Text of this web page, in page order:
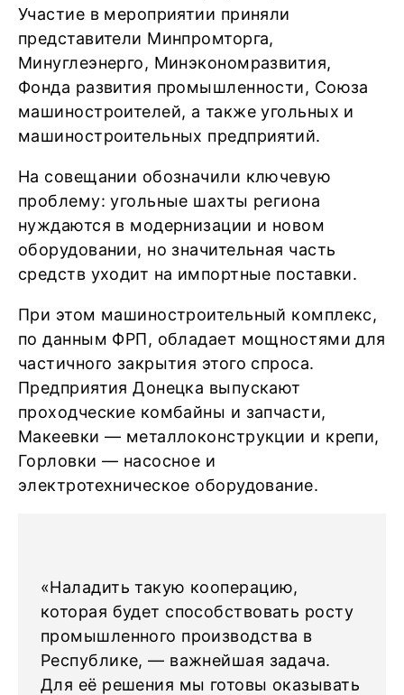
Участие в мероприятии приняли
представители Минпромторга,
Минуглеэнерго, Минэкономразвития,
Фонда развития промышленности, Союза
машиностроителей, а также угольных и
машиностроительных предприятий.
На совещании обозначили ключевую
проблему: угольные шахты региона
нуждаются в модернизации и новом
оборудовании, но значительная часть
средств уходит на импортные поставки.
При этом машиностроительный комплекс,
по данным ФРП, обладает мощностями для
частичного закрытия этого спроса.
Предприятия Донецка выпускают
проходческие комбайны и запчасти,
Макеевки — металлоконструкции и крепи,
Горловки — насосное и
электротехническое оборудование.
«Наладить такую кооперацию,
которая будет способствовать росту
промышленного производства в
Республике, — важнейшая задача.
Для её решения мы готовы оказывать